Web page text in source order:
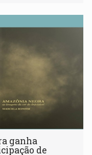
ganha
de